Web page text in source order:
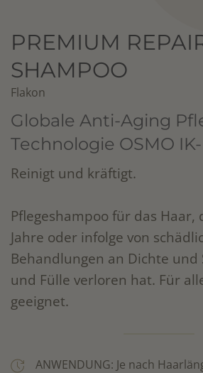
PREMIUM
SHAMPOO
Flakon
Globale Anti-Aging
Technologie OSMO
Reinigt und kräftigt.
Pflegeshampoo für das Haar,
Jahre oder infolge von
Behandlungen an Dichte und
und Fülle verloren hat. Für
geeignet.
ANWENDUNG: Je nach